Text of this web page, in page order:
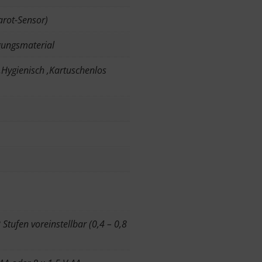
Sensor)
,Kartuschenlos
voreinstellbar (0,4 – 0,8